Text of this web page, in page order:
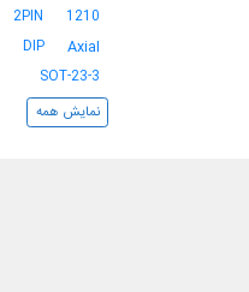
1210
2PIN
Axial
DIP
SOT-23-3
نمایش همه